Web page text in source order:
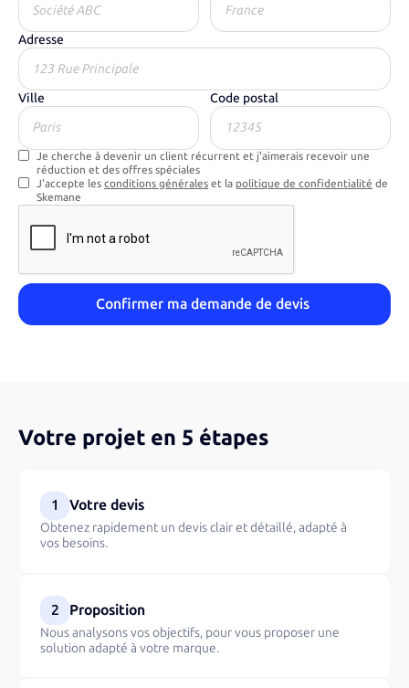
Adresse
Ville Code postal
Je cherche à devenir un client récurrent et j'aimerais recevoir une
réduction et des offres spéciales
J'accepte lesconditions générales et la politique de confidentialité de
Skemane
Votre projet en 5 étapes
1 Votre devis
Obtenez rapidement un devis clair et détaillé, adapté à
vos besoins.
2 Proposition
Nous analysons vos objectifs, pour vous proposer une
solution adapté à votre marque.